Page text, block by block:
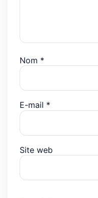
Nom *
E-mail *
Site web